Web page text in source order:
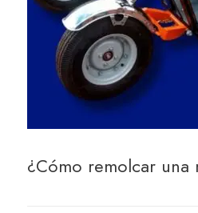
¿Cómo remolcar una